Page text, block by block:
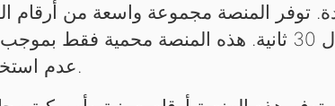
توفر المنصة مجموعة واسعة من أرقام
خلال 30 ثانية. هذه المنصة محمية فقط
عدم استخدامها لأغراض غير قانونية.